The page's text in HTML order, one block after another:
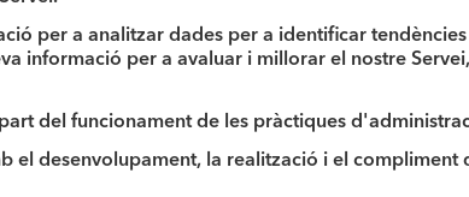
per a analitzar dades per a identificar
informació per a avaluar i millorar el nostre
del funcionament de les pràctiques
el desenvolupament, la realització i el